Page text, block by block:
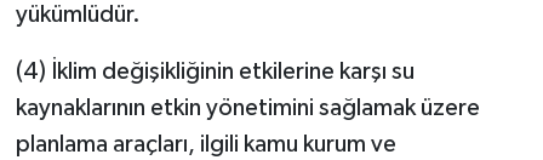
yükümlüdür.
(4) İklim değişikliğinin etkilerine karşı su
kaynaklarının etkin yönetimini sağlamak üzere
planlama araçları, ilgili kamu kurum ve